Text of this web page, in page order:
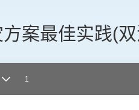
案最佳实践(